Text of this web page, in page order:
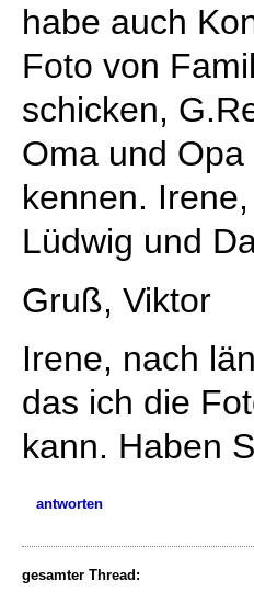
habe auch
Foto von
schicken,
Oma und
kennen.
Lüdwig und
Gruß, Viktor
Irene, nach
das ich die
kann. Haben
antworten
gesamter Thread: